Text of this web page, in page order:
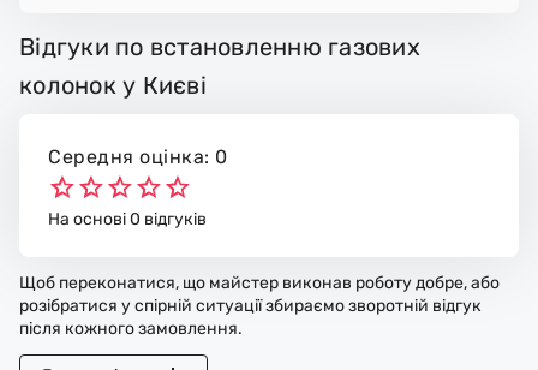
Відгуки по встановленню газових
колонок у Києві
Середня оцінка: 0
На основі 0 відгуків
Щоб переконатися, що майстер виконав роботу добре, або
розібратися у спірній ситуації збираємо зворотній відгук
після кожного замовлення.